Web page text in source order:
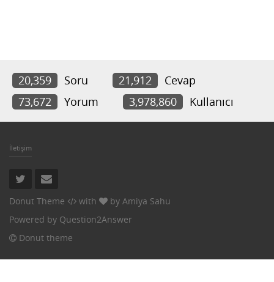
20,359 Soru 21,912
Cevap
73,672
Yorum 3,978,860 Kullanıcı
İletişim
Donut Theme with by Amiya Sahu
Powered by Question2Answer
Donut theme